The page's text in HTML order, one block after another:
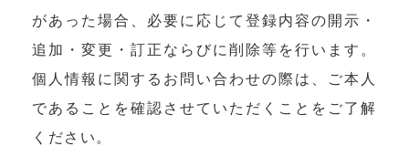
があった場合、必要に応じて登録内容の開示・
追加・変更・訂正ならびに削除等を行います。
個人情報に関するお問い合わせの際は、ご本人
であることを確認させていただくことをご了解
ください。